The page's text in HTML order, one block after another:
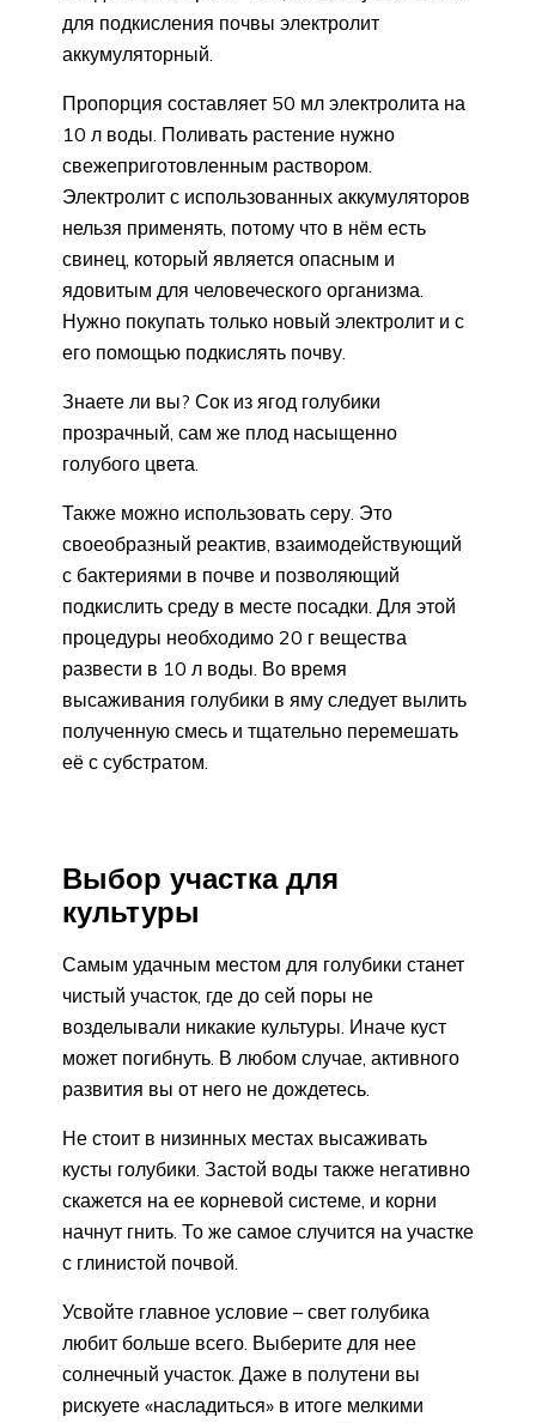
для подкисления почвы электролит
аккумуляторный.
Пропорция составляет 50 мл электролита на
10 л воды. Поливать растение нужно
свежеприготовленным раствором.
Электролит с использованных аккумуляторов
нельзя применять, потому что в нём есть
свинец, который является опасным и
ядовитым для человеческого организма.
Нужно покупать только новый электролит и с
его помощью подкислять почву.
Знаете ли вы? Сок из ягод голубики
прозрачный, сам же плод насыщенно
голубого цвета.
Также можно использовать серу. Это
своеобразный реактив, взаимодействующий
с бактериями в почве и позволяющий
подкислить среду в месте посадки. Для этой
процедуры необходимо 20 г вещества
развести в 10 л воды. Во время
высаживания голубики в яму следует вылить
полученную смесь и тщательно перемешать
её с субстратом.
Выбор участка для
культуры
Самым удачным местом для голубики станет
чистый участок, где до сей поры не
возделывали никакие культуры. Иначе куст
может погибнуть. В любом случае, активного
развития вы от него не дождетесь.
Не стоит в низинных местах высаживать
кусты голубики. Застой воды также негативно
скажется на ее корневой системе, и корни
начнут гнить. То же самое случится на участке
с глинистой почвой.
Усвойте главное условие – свет голубика
любит больше всего. Выберите для нее
солнечный участок. Даже в полутени вы
рискуете «насладиться» в итоге мелкими